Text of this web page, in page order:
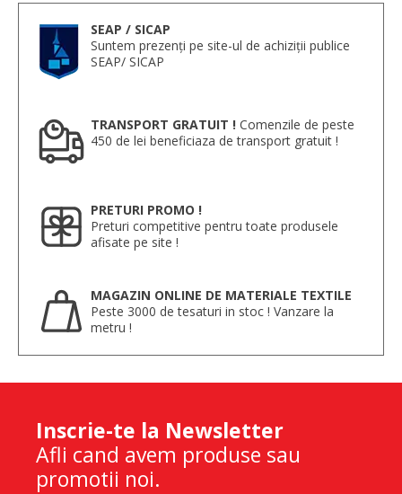
SEAP / SICAP
Suntem prezenți pe site-ul de achiziții publice
SEAP/ SICAP
TRANSPORT GRATUIT ! Comenzile de peste
450 de lei beneficiaza de transport gratuit !
PRETURI PROMO !
Preturi competitive pentru toate produsele
afisate pe site !
MAGAZIN ONLINE DE MATERIALE TEXTILE
Peste 3000 de tesaturi in stoc ! Vanzare la
metru !
Inscrie-te la Newsletter
Afli cand avem produse sau
promotii noi.